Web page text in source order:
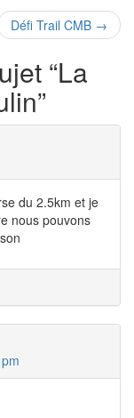
Défi Trail CMB →
“La
”
du 2.5km et je
nous pouvons